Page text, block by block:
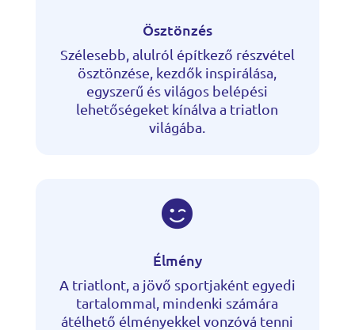
Ösztönzés
Szélesebb, alulról építkező részvétel
ösztönzése, kezdők inspirálása,
egyszerű és világos belépési
lehetőségeket kínálva a triatlon
világába.

Élmény
A triatlont, a jövő sportjaként egyedi
tartalommal, mindenki számára
átélhető élményekkel vonzóvá tenni